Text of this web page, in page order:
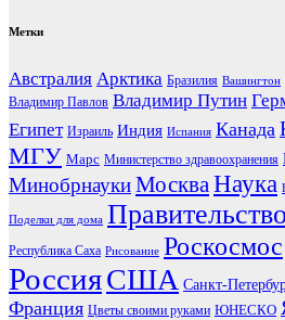
Метки
Австралия Арктика Бразилия Вашингтон
Владимир Павлов Владимир Путин
Египет Израиль Индия Испания Канада
МГУ Марс Министерство здравоохранения
МинобрнаукиМоскваНаука
Поделки для дома
Республика Саха Рисование Роскосмос
РоссияСША Санкт-
Франция Цветы своими руками ЮНЕСКО